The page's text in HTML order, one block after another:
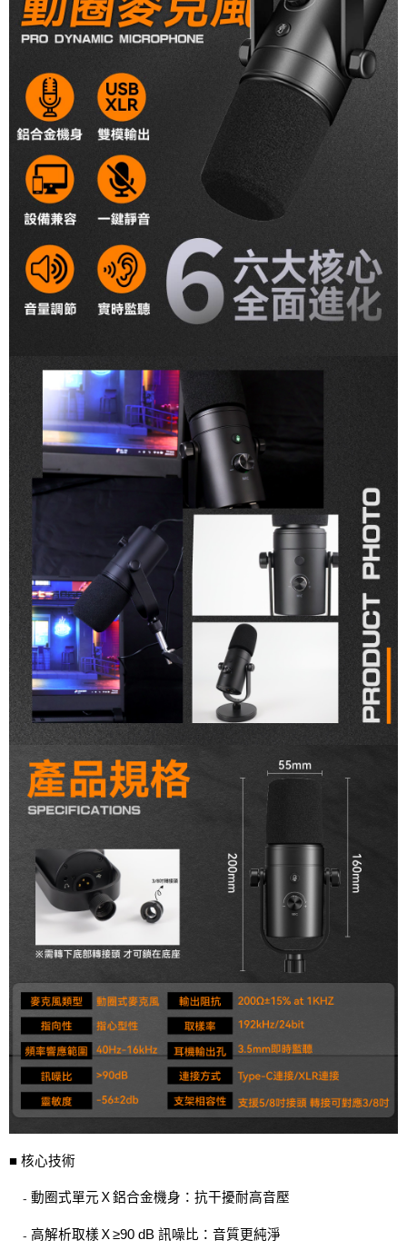
■ 核心技術
- 動圈式單元Ｘ鋁合金機身：抗干擾耐高音壓
- 高解析取樣Ｘ≥90 dB 訊噪比：音質更純淨